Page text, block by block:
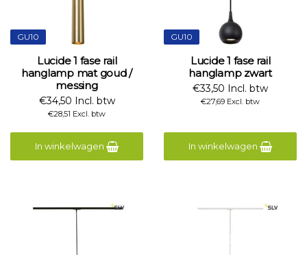
GU10
Lucide 1 fase rail
hanglamp mat goud /
messing
€34,50 Incl. btw
€28,51 Excl. btw
In winkelwagen
GU10
Lucide 1 fase rail
hanglamp zwart
€33,50 Incl. btw
€27,69 Excl. btw
In winkelwagen